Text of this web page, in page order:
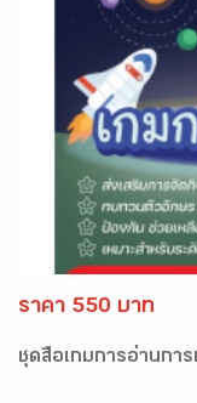
ราคา 550 บาท
ชุดสื่อเกมการอ่านกา